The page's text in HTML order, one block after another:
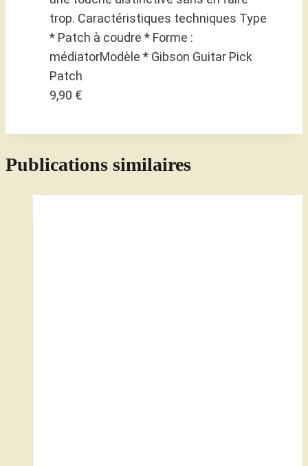
trop. Caractéristiques techniques Type
* Patch à coudre * Forme :
médiatorModèle * Gibson Guitar Pick
Patch
9,90 €
Publications similaires